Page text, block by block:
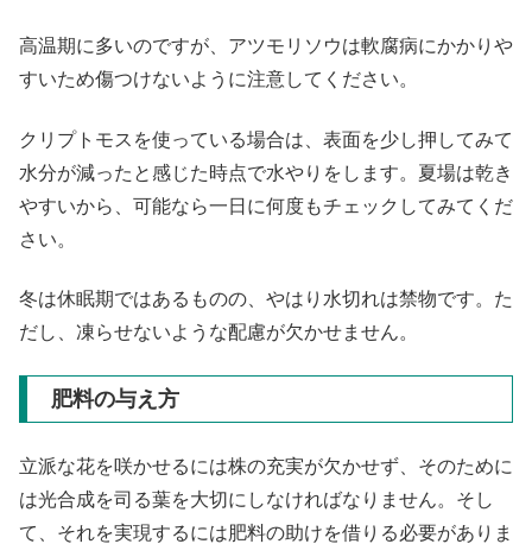
高温期に多いのですが、アツモリソウは軟腐病にかかりや
すいため傷つけないように注意してください。
クリプトモスを使っている場合は、表面を少し押してみて
水分が減ったと感じた時点で水やりをします。夏場は乾き
やすいから、可能なら一日に何度もチェックしてみてくだ
さい。
冬は休眠期ではあるものの、やはり水切れは禁物です。た
だし、凍らせないような配慮が欠かせません。
肥料の与え方
立派な花を咲かせるには株の充実が欠かせず、そのために
は光合成を司る葉を大切にしなければなりません。そし
て、それを実現するには肥料の助けを借りる必要がありま